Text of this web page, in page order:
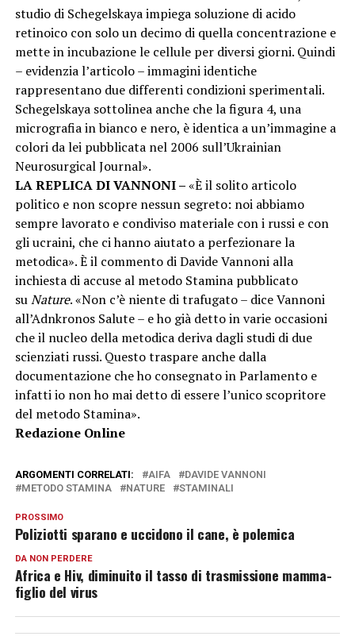
studio di Schegelskaya impiega soluzione di acido
retinoico con solo un decimo di quella concentrazione e
mette in incubazione le cellule per diversi giorni. Quindi
– evidenzia l’articolo – immagini identiche
rappresentano due differenti condizioni sperimentali.
Schegelskaya sottolinea anche che la figura 4, una
micrografia in bianco e nero, è identica a un’immagine a
colori da lei pubblicata nel 2006 sull’Ukrainian
Neurosurgical Journal».
LA REPLICA DI VANNONI –«È il solito articolo
politico e non scopre nessun segreto: noi abbiamo
sempre lavorato e condiviso materiale con i russi e con
gli ucraini, che ci hanno aiutato a perfezionare la
metodica». È il commento di Davide Vannoni alla
inchiesta di accuse al metodo Stamina pubblicato
suNature. «Non c’è niente di trafugato – dice Vannoni
all’Adnkronos Salute – e ho già detto in varie occasioni
che il nucleo della metodica deriva dagli studi di due
scienziati russi. Questo traspare anche dalla
documentazione che ho consegnato in Parlamento e
infatti io non ho mai detto di essere l’unico scopritore
del metodo Stamina».
Redazione Online
ARGOMENTI CORRELATI: AIFA
DAVIDE VANNONI
METODO STAMINA
NATURE STAMINALI
PROSSIMO
Poliziotti sparano e uccidono il cane, è polemica
DA NON PERDERE
Africa e Hiv, diminuito il tasso di trasmissione mamma-
figlio del virus